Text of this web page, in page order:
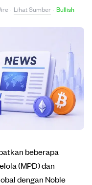
· Lihat Sumber · Bullish
beberapa
(MPD) dan
dengan Noble